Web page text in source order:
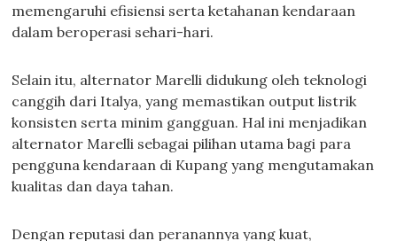
memengaruhi efisiensi serta ketahanan kendaraan
dalam beroperasi sehari-hari.
Selain itu, alternator Marelli didukung oleh teknologi
canggih dari Italya, yang memastikan output listrik
konsisten serta minim gangguan. Hal ini menjadikan
alternator Marelli sebagai pilihan utama bagi para
pengguna kendaraan di Kupang yang mengutamakan
kualitas dan daya tahan.
Dengan reputasi dan peranannya yang kuat,